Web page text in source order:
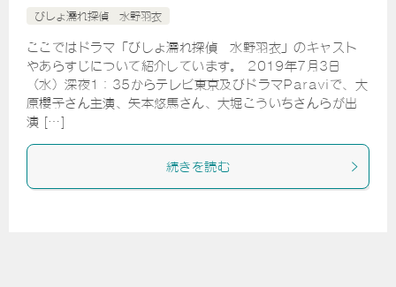
びしょ濡れ探偵 水野羽衣
ここではドラマ「びしょ濡れ探偵 水野羽衣」のキャスト
やあらすじについて紹介しています。 2019年7月3日
（水）深夜1：35からテレビ東京及びドラマParaviで、大
原櫻子さん主演、矢本悠馬さん、大堀こういちさんらが出
演 […]
続きを読む